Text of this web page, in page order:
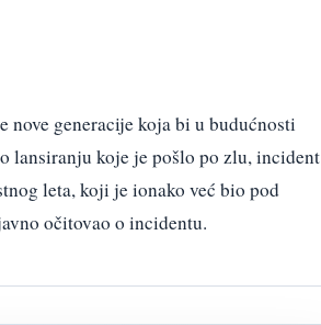
generacije koja bi u budućnosti
lansiranju koje je pošlo po zlu, incident
leta, koji je ionako već bio pod
očitovao o incidentu.